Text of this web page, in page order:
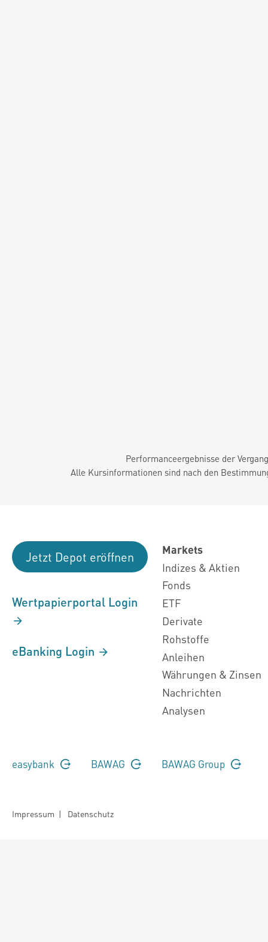
Performanceergebnisse der
Alle Kursinformationen sind nach den
Jetzt Depot eröffnen
Wertpapierportal Login
eBanking Login
Markets
Indizes & Aktien
Fonds
ETF
Derivate
Rohstoffe
Anleihen
Währungen & Zinsen
Nachrichten
Analysen
easybank BAWAG BAWAG Group
Impressum | Datenschutz